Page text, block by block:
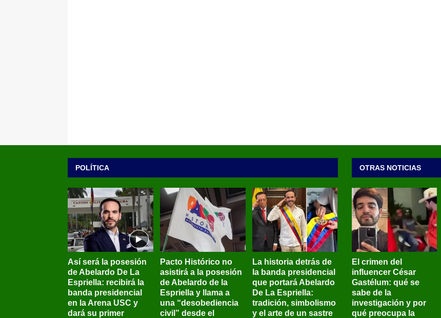
POLÍTICA
Así será la posesión
de Abelardo De La
Espriella: recibirá la
banda presidencial
en la Arena USC y
dará su primer
Pacto Histórico no
asistirá a la posesión
de Abelardo de la
Espriella y llama a
una “desobediencia
civil” desde el
La historia detrás de
la banda presidencial
que portará Abelardo
De La Espriella:
tradición, simbolismo
y el arte de un sastre
OTRAS NOTICIAS
El crimen del
influencer César
Gastélum: qué se
sabe de la
investigación y por
qué preocupa la